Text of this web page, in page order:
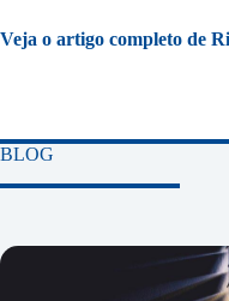
Veja o artigo completo de
BLOG